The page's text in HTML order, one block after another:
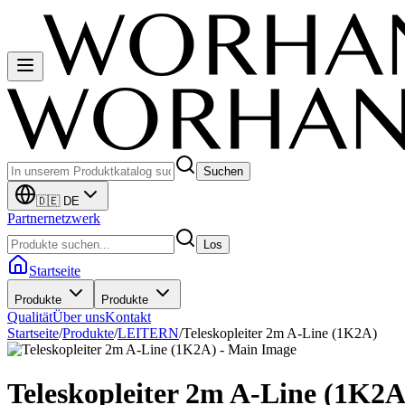
Suchen
🇩🇪 DE
Partnernetzwerk
Los
Startseite
Produkte Produkte
QualitätÜber unsKontakt
Startseite/Produkte/LEITERN/Teleskopleiter 2m A-Line (1K2A)
Teleskopleiter 2m A-Line